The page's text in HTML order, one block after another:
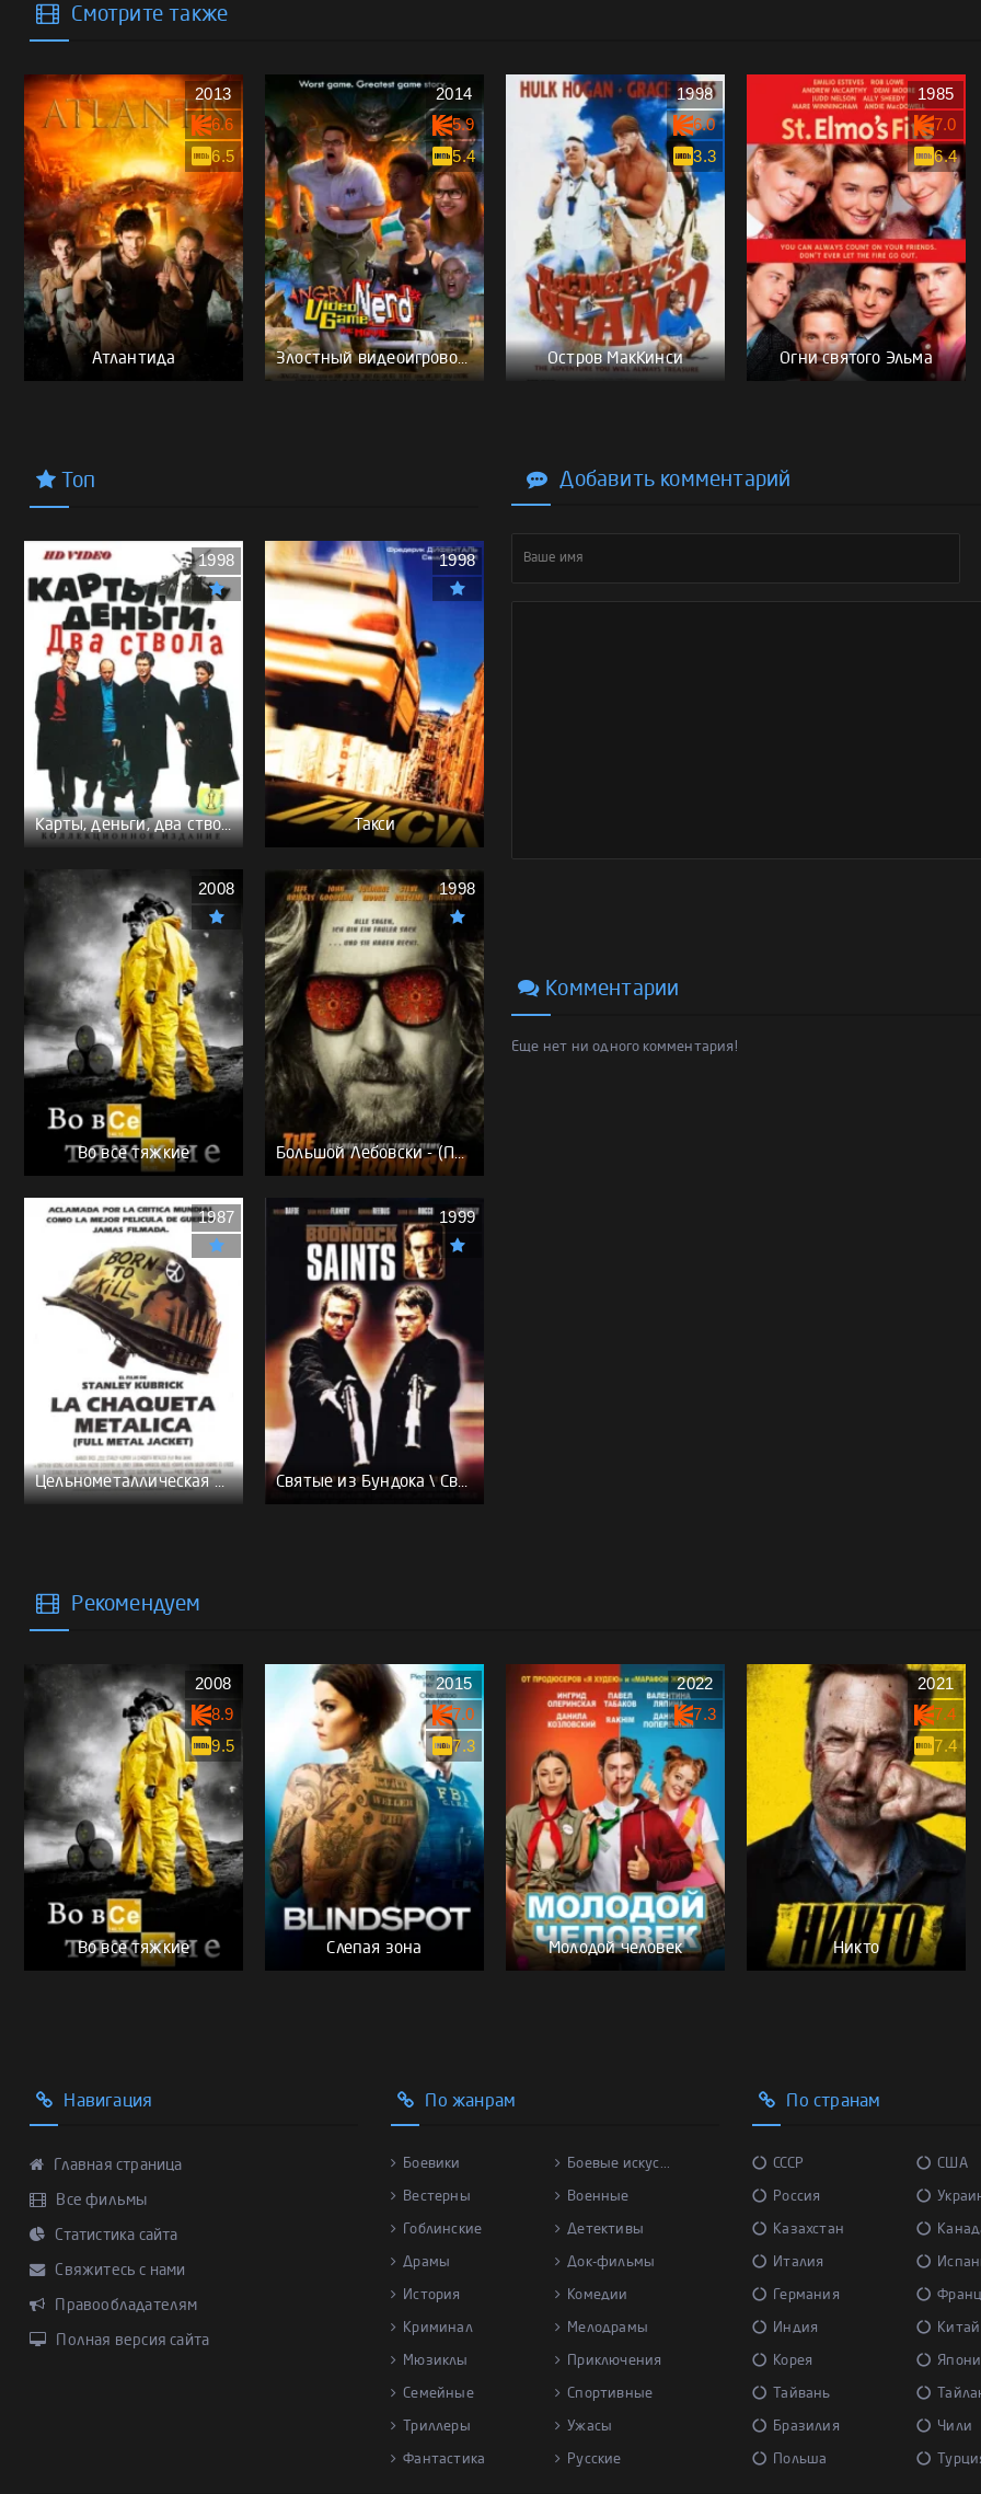
Смотрите также
Атлантида
2013
6.6
6.5
Злостный видеоигровой задрот: Кино
2014
5.9
5.4
Остров МакКинси
1998
6.0
3.3
Огни святого Эльма
1985
7.0
6.4
Топ
Карты, деньги, два ствола - (Перевод Гоблина)
1998
Такси
1998
Во все тяжкие
2008
Большой Лебовски - (Перевод Гоблина)
1998
Цельнометаллическая оболочка - (Перевод Гоблина)
1987
Святые из Бундока \ Святые из трущоб - (Перевод Гоблина)
1999
Добавить комментарий
Комментарии
Еще нет ни одного комментария!
Рекомендуем
Во все тяжкие
2008
8.9
9.5
Слепая зона
2015
7.0
7.3
Молодой человек
2022
7.3
Никто
2021
7.4
7.4
Навигация
Главная страница
Все фильмы
Статистика сайта
Свяжитесь с нами
Правообладателям
Полная версия сайта
По жанрам
Боевики Боевые искус...
Вестерны Военные
Гоблинские Детективы
Драмы Док-фильмы
История Комедии
Криминал Мелодрамы
Мюзиклы Приключения
Семейные Спортивные
Триллеры Ужасы
Фантастика Русские
По странам
СССР США
Россия
Казахстан
Италия
Германия
Индия Китай
Корея
Тайвань
Бразилия Чили
Польша